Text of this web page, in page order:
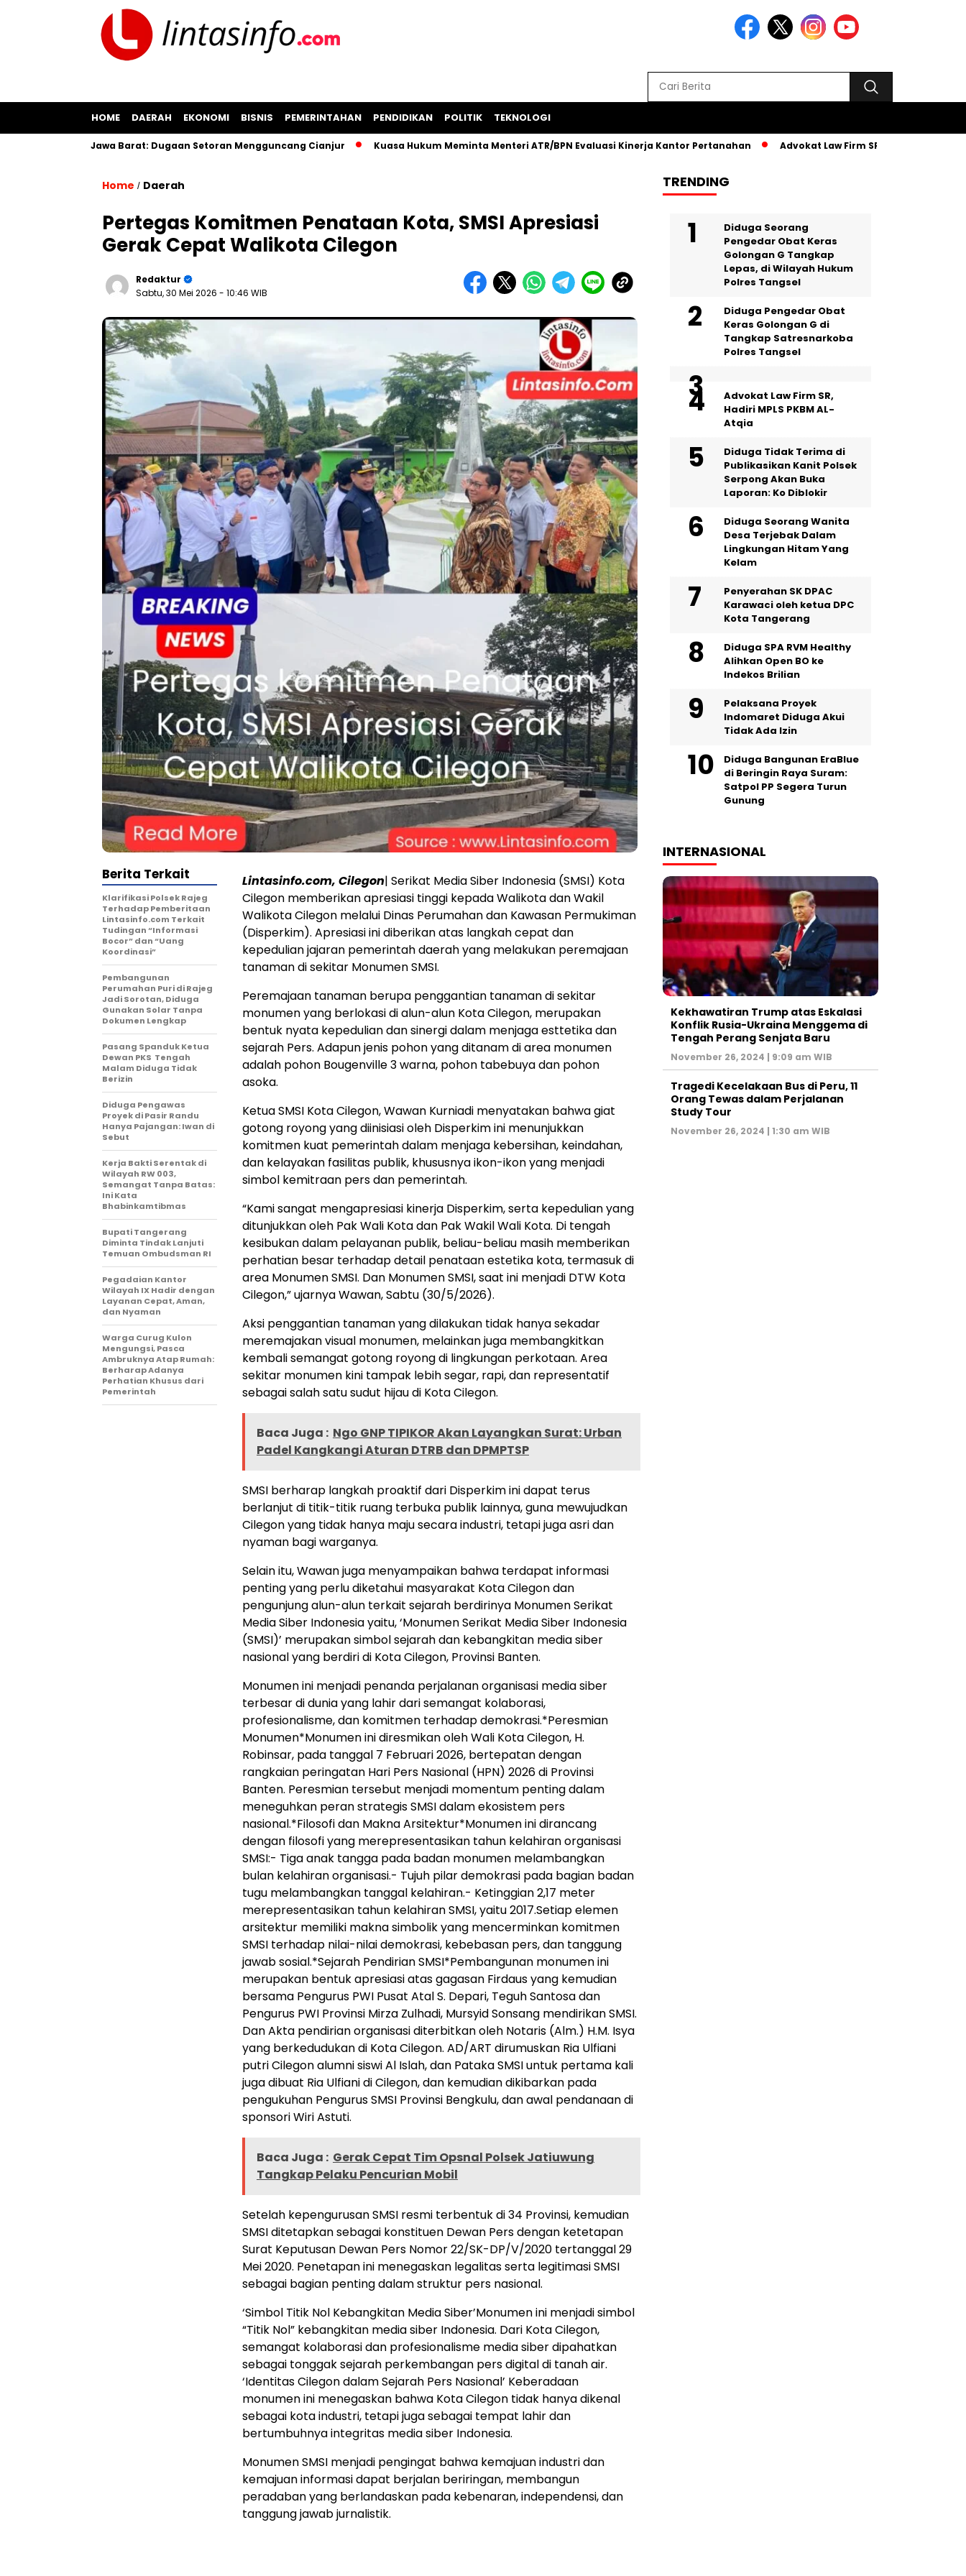
HOME DAERAH EKONOMI BISNIS PEMERINTAHAN PENDIDIKAN POLITIK TEKNOLOGI
Koplo di Jawa Barat: Dugaan Setoran Mengguncang Cianjur Kuasa Hukum Meminta Menteri ATR/BPN Evaluasi Kinerja Kantor Pertanahan Advokat Law Firm SR, Hadiri MPLS PKBM AL-
Home / Daerah
Pertegas Komitmen Penataan Kota, SMSI Apresiasi
Gerak Cepat Walikota Cilegon
Redaktur
Sabtu, 30 Mei 2026 - 10:46 WIB
Lintasinfo.com, Cilegon| Serikat Media Siber Indonesia (SMSI) Kota
Cilegon memberikan apresiasi tinggi kepada Walikota dan Wakil
Walikota Cilegon melalui Dinas Perumahan dan Kawasan Permukiman
(Disperkim). Apresiasi ini diberikan atas langkah cepat dan
kepedulian jajaran pemerintah daerah yang melakukan peremajaan
tanaman di sekitar Monumen SMSI.
Peremajaan tanaman berupa penggantian tanaman di sekitar
monumen yang berlokasi di alun-alun Kota Cilegon, merupakan
bentuk nyata kepedulian dan sinergi dalam menjaga esttetika dan
sejarah Pers. Adapun jenis pohon yang ditanam di area monumen
adalah pohon Bougenville 3 warna, pohon tabebuya dan pohon
asoka.
Ketua SMSI Kota Cilegon, Wawan Kurniadi menyatakan bahwa giat
gotong royong yang diinisiasi oleh Disperkim ini menunjukkan
komitmen kuat pemerintah dalam menjaga kebersihan, keindahan,
dan kelayakan fasilitas publik, khususnya ikon-ikon yang menjadi
simbol kemitraan pers dan pemerintah.
“Kami sangat mengapresiasi kinerja Disperkim, serta kepedulian yang
ditunjukkan oleh Pak Wali Kota dan Pak Wakil Wali Kota. Di tengah
kesibukan dalam pelayanan publik, beliau-beliau masih memberikan
perhatian besar terhadap detail penataan estetika kota, termasuk di
area Monumen SMSI. Dan Monumen SMSI, saat ini menjadi DTW Kota
Cilegon,” ujarnya Wawan, Sabtu (30/5/2026).
Aksi penggantian tanaman yang dilakukan tidak hanya sekadar
meremajakan visual monumen, melainkan juga membangkitkan
kembali semangat gotong royong di lingkungan perkotaan. Area
sekitar monumen kini tampak lebih segar, rapi, dan representatif
sebagai salah satu sudut hijau di Kota Cilegon.
Baca Juga : ‎Ngo GNP TIPIKOR Akan Layangkan Surat: Urban
Padel Kangkangi Aturan DTRB dan DPMPTSP
SMSI berharap langkah proaktif dari Disperkim ini dapat terus
berlanjut di titik-titik ruang terbuka publik lainnya, guna mewujudkan
Cilegon yang tidak hanya maju secara industri, tetapi juga asri dan
nyaman bagi warganya.
Selain itu, Wawan juga menyampaikan bahwa terdapat informasi
penting yang perlu diketahui masyarakat Kota Cilegon dan
pengunjung alun-alun terkait sejarah berdirinya Monumen Serikat
Media Siber Indonesia yaitu, ‘Monumen Serikat Media Siber Indonesia
(SMSI)’ merupakan simbol sejarah dan kebangkitan media siber
nasional yang berdiri di Kota Cilegon, Provinsi Banten.
Monumen ini menjadi penanda perjalanan organisasi media siber
terbesar di dunia yang lahir dari semangat kolaborasi,
profesionalisme, dan komitmen terhadap demokrasi.*Peresmian
Monumen*Monumen ini diresmikan oleh Wali Kota Cilegon, H.
Robinsar, pada tanggal 7 Februari 2026, bertepatan dengan
rangkaian peringatan Hari Pers Nasional (HPN) 2026 di Provinsi
Banten. Peresmian tersebut menjadi momentum penting dalam
meneguhkan peran strategis SMSI dalam ekosistem pers
nasional.*Filosofi dan Makna Arsitektur*Monumen ini dirancang
dengan filosofi yang merepresentasikan tahun kelahiran organisasi
SMSI:- Tiga anak tangga pada badan monumen melambangkan
bulan kelahiran organisasi.- Tujuh pilar demokrasi pada bagian badan
tugu melambangkan tanggal kelahiran.- Ketinggian 2,17 meter
merepresentasikan tahun kelahiran SMSI, yaitu 2017.Setiap elemen
arsitektur memiliki makna simbolik yang mencerminkan komitmen
SMSI terhadap nilai-nilai demokrasi, kebebasan pers, dan tanggung
jawab sosial.*Sejarah Pendirian SMSI*Pembangunan monumen ini
merupakan bentuk apresiasi atas gagasan Firdaus yang kemudian
bersama Pengurus PWI Pusat Atal S. Depari, Teguh Santosa dan
Pengurus PWI Provinsi Mirza Zulhadi, Mursyid Sonsang mendirikan SMSI.
Dan Akta pendirian organisasi diterbitkan oleh Notaris (Alm.) H.M. Isya
yang berkedudukan di Kota Cilegon. AD/ART dirumuskan Ria Ulfiani
putri Cilegon alumni siswi Al Islah, dan Pataka SMSI untuk pertama kali
juga dibuat Ria Ulfiani di Cilegon, dan kemudian dikibarkan pada
pengukuhan Pengurus SMSI Provinsi Bengkulu, dan awal pendanaan di
sponsori Wiri Astuti.
Baca Juga : Gerak Cepat Tim Opsnal Polsek Jatiuwung
Tangkap Pelaku Pencurian Mobil
Setelah kepengurusan SMSI resmi terbentuk di 34 Provinsi, kemudian
SMSI ditetapkan sebagai konstituen Dewan Pers dengan ketetapan
Surat Keputusan Dewan Pers Nomor 22/SK-DP/V/2020 tertanggal 29
Mei 2020. Penetapan ini menegaskan legalitas serta legitimasi SMSI
sebagai bagian penting dalam struktur pers nasional.
‘Simbol Titik Nol Kebangkitan Media Siber’Monumen ini menjadi simbol
“Titik Nol” kebangkitan media siber Indonesia. Dari Kota Cilegon,
semangat kolaborasi dan profesionalisme media siber dipahatkan
sebagai tonggak sejarah perkembangan pers digital di tanah air.
‘Identitas Cilegon dalam Sejarah Pers Nasional’ Keberadaan
monumen ini menegaskan bahwa Kota Cilegon tidak hanya dikenal
sebagai kota industri, tetapi juga sebagai tempat lahir dan
bertumbuhnya integritas media siber Indonesia.
Monumen SMSI menjadi pengingat bahwa kemajuan industri dan
kemajuan informasi dapat berjalan beriringan, membangun
peradaban yang berlandaskan pada kebenaran, independensi, dan
tanggung jawab jurnalistik.
Berita Terkait
Klarifikasi Polsek Rajeg
Terhadap Pemberitaan
Lintasinfo.com Terkait
Tudingan “Informasi
Bocor” dan “Uang
Koordinasi”
Pembangunan
Perumahan Puri di Rajeg
Jadi Sorotan, Diduga
Gunakan Solar Tanpa
Dokumen Lengkap
Pasang Spanduk Ketua
Dewan PKS Tengah
Malam Diduga Tidak
Berizin
Diduga Pengawas
Proyek di Pasir Randu
Hanya Pajangan: Iwan di
Sebut
Kerja Bakti Serentak di
Wilayah RW 003,
Semangat Tanpa Batas:
Ini Kata
Bhabinkamtibmas
Bupati Tangerang
Diminta Tindak Lanjuti
Temuan Ombudsman RI ‎
Pegadaian Kantor
Wilayah IX Hadir dengan
Layanan Cepat, Aman,
dan Nyaman
Warga Curug Kulon
Mengungsi, Pasca
Ambruknya Atap Rumah:
Berharap Adanya
Perhatian Khusus dari
Pemerintah
TRENDING
‎Diduga Seorang
Pengedar Obat Keras
Golongan G Tangkap
Lepas, di Wilayah Hukum
Polres Tangsel
Diduga Pengedar Obat
Keras Golongan G di
Tangkap Satresnarkoba
Polres Tangsel
Advokat Law Firm SR,
Hadiri MPLS PKBM AL-
Atqia
Diduga Tidak Terima di
Publikasikan Kanit Polsek
Serpong Akan Buka
Laporan: Ko Diblokir
‎Diduga Seorang Wanita
Desa Terjebak Dalam
Lingkungan Hitam Yang
Kelam
Penyerahan SK DPAC
Karawaci oleh ketua DPC
Kota Tangerang
Diduga SPA RVM Healthy
Alihkan Open BO ke
Indekos Brilian
‎Pelaksana Proyek
Indomaret Diduga Akui
Tidak Ada Izin
Diduga Bangunan EraBlue
di Beringin Raya Suram:
Satpol PP Segera Turun
Gunung
INTERNASIONAL
Kekhawatiran Trump atas Eskalasi
Konflik Rusia-Ukraina Menggema di
Tengah Perang Senjata Baru
November 26, 2024 | 9:09 am WIB
Tragedi Kecelakaan Bus di Peru, 11
Orang Tewas dalam Perjalanan
Study Tour
November 26, 2024 | 1:30 am WIB